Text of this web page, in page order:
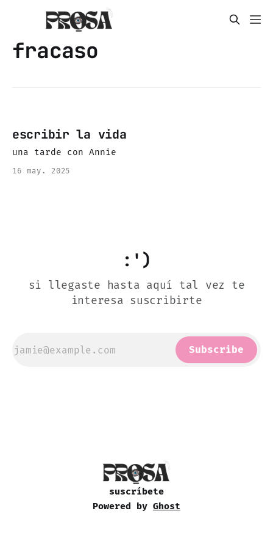
fracaso
escribir la vida
una tarde con Annie
16 may. 2025
:')
si llegaste hasta aquí tal vez te
interesa suscribirte
Subscribe
suscríbete
Powered by Ghost